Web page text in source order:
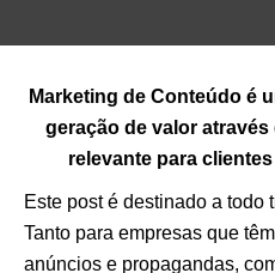
Marketing de Conteúdo é
geração de valor
relevante para
Este post é destinado a todo
Tanto para empresas que
anúncios e propagandas,